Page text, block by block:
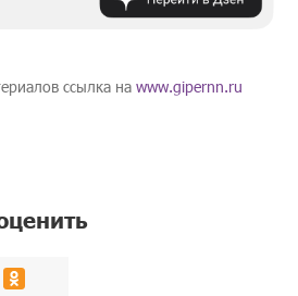
ссылка наwww.gipernn.ru